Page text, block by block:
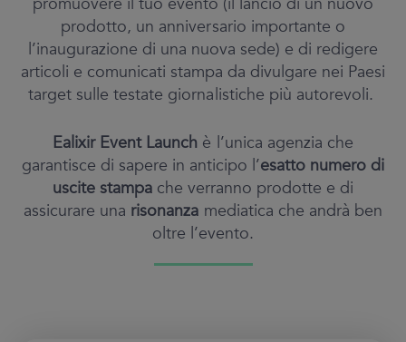
prodotto, un anniversario importante o
l’inaugurazione di una nuova sede) e di redigere
articoli e comunicati stampa da divulgare nei Paesi
target sulle testate giornalistiche più autorevoli.
Ealixir Event Launch è l’unica agenzia che
garantisce di sapere in anticipo l’esatto numero di
uscite stampache verranno prodotte e di
assicurare una risonanza mediatica che andrà ben
oltre l’evento.